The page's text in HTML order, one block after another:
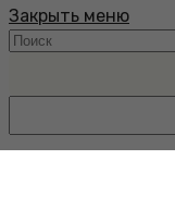
Закрыть меню